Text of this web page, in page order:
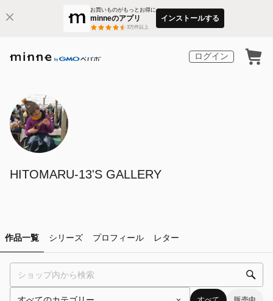
お買いものがもっとお得に
minneのアプリ
3万件以上
インストールする
ログイン
HITOMARU-13'S GALLERY
作品一覧 シリーズ プロフィール レター